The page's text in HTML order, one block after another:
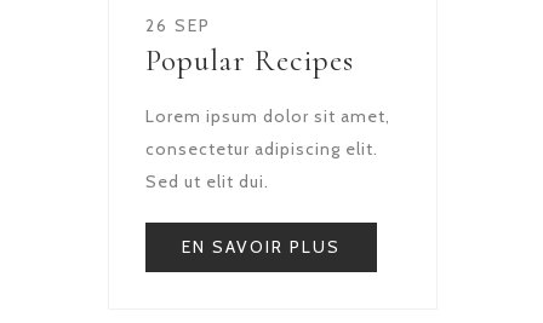
26 SEP
Popular Recipes
Lorem ipsum dolor sit amet,
consectetur adipiscing elit.
Sed ut elit dui.
EN SAVOIR PLUS